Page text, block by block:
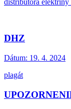
DHZ
Dátum: 19. 4. 2024
plagát